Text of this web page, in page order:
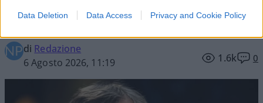
Data Deletion Data Access Privacy and Cookie Policy
di Redazione
6 Agosto 2026, 11:19
1.6k 0